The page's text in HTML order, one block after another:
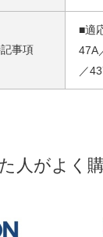
事項
■適
47A
／
人がよく